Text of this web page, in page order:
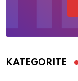
KATEGORITË